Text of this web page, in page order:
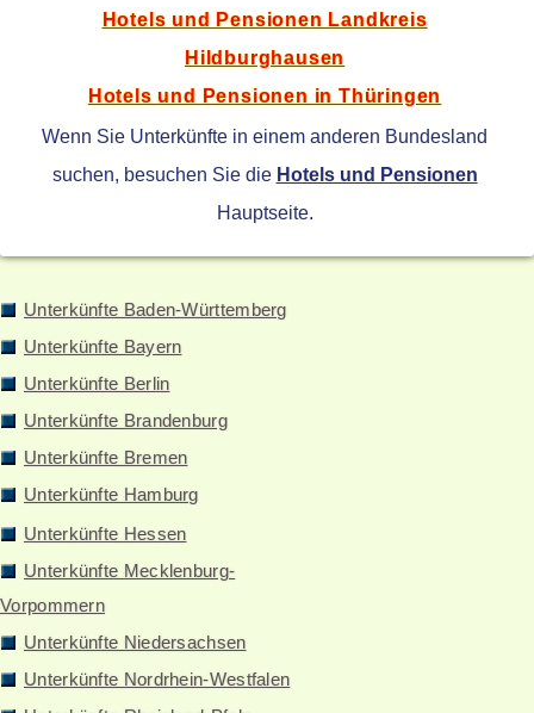
Hotels und Pensionen Landkreis
Hildburghausen
Hotels und Pensionen in Thüringen
Wenn Sie Unterkünfte in einem anderen Bundesland
suchen, besuchen Sie die Hotels und Pensionen
Hauptseite.
Unterkünfte Baden-Württemberg
Unterkünfte Bayern
Unterkünfte Berlin
Unterkünfte Brandenburg
Unterkünfte Bremen
Unterkünfte Hamburg
Unterkünfte Hessen
Unterkünfte Mecklenburg-
Vorpommern
Unterkünfte Niedersachsen
Unterkünfte Nordrhein-Westfalen